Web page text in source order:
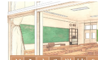
りません。スポーツクラ
を申し込む際に本人が名
人を会員にします。も
手して「あなた方はう